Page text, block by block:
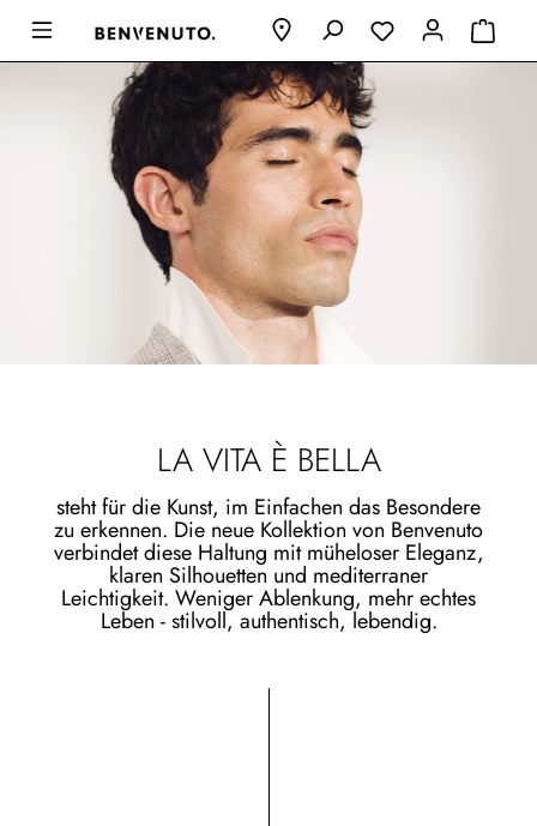
LA VITA È BELLA
steht für die Kunst, im Einfachen das Besondere
zu erkennen. Die neue Kollektion von Benvenuto
verbindet diese Haltung mit müheloser Eleganz,
klaren Silhouetten und mediterraner
Leichtigkeit. Weniger Ablenkung, mehr echtes
Leben - stilvoll, authentisch, lebendig.